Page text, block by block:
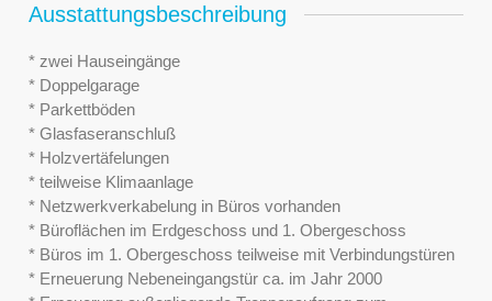
Ausstattungsbeschreibung
* zwei Hauseingänge
* Doppelgarage
* Parkettböden
* Glasfaseranschluß
* Holzvertäfelungen
* teilweise Klimaanlage
* Netzwerkverkabelung in Büros vorhanden
* Büroflächen im Erdgeschoss und 1. Obergeschoss
* Büros im 1. Obergeschoss teilweise mit Verbindungstüren
* Erneuerung Nebeneingangstür ca. im Jahr 2000